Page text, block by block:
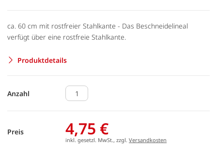
ca. 60 cm mit rostfreier Stahlkante - Das Beschneidelineal
verfügt über eine rostfreie Stahlkante.
Produktdetails
Anzahl
Preis 4,75 €
inkl. gesetzl. MwSt., zzgl. Versandkosten